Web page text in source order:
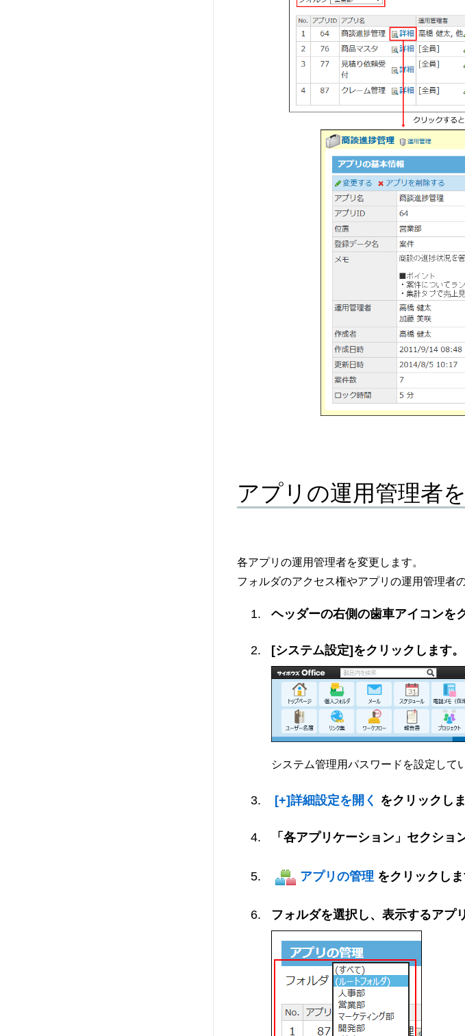
アプリの運用管理者
各アプリの運用管理者を変更します。
フォルダのアクセス権やアプリの運用管理者
ヘッダーの右側の歯車アイコンを
[システム設定]をクリックします。
システム管理用パスワードを設定して
[+]詳細設定を開く をクリックしま
「各アプリケーション」セクショ
アプリの管理 をクリックしま
フォルダを選択し、表示するアプ